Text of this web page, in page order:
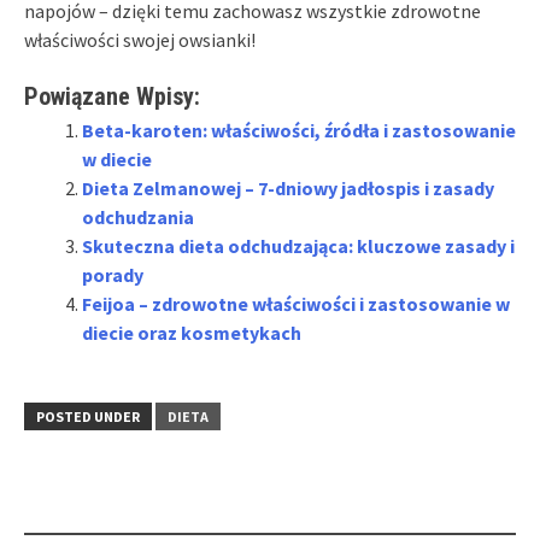
napojów – dzięki temu zachowasz wszystkie zdrowotne
właściwości swojej owsianki!
Powiązane Wpisy:
Beta-karoten: właściwości, źródła i zastosowanie
w diecie
Dieta Zelmanowej – 7-dniowy jadłospis i zasady
odchudzania
Skuteczna dieta odchudzająca: kluczowe zasady i
porady
Feijoa – zdrowotne właściwości i zastosowanie w
diecie oraz kosmetykach
POSTED UNDER DIETA